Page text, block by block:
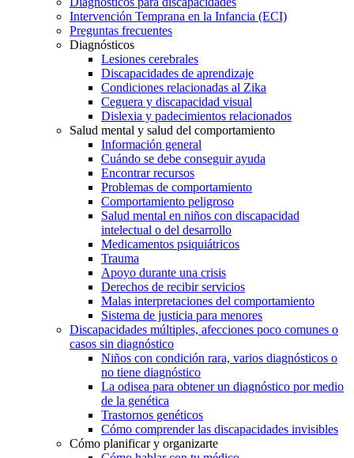
Intervención Temprana en la Infancia (ECI)
Preguntas frecuentes
Diagnósticos
Lesiones cerebrales
Discapacidades de aprendizaje
Condiciones relacionadas al Zika
Ceguera y discapacidad visual
Dislexia y padecimientos relacionados
Salud mental y salud del comportamiento
Información general
Cuándo se debe conseguir ayuda
Encontrar recursos
Problemas de comportamiento
Comportamiento peligroso
Salud mental en niños con discapacidad
intelectual o del desarrollo
Medicamentos psiquiátricos
Trauma
Apoyo durante una crisis
Derechos de recibir servicios
Malas interpretaciones del comportamiento
Sistema de justicia para menores
Discapacidades múltiples, afecciones poco comunes o
casos sin diagnóstico
Niños con condición rara, varios diagnósticos o
no tiene diagnóstico
La odisea para obtener un diagnóstico por medio
de la genética
Trastornos genéticos
Cómo comprender las discapacidades invisibles
Cómo planificar y organizarte